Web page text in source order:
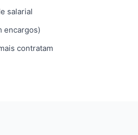
salarial
encargos)
contratam